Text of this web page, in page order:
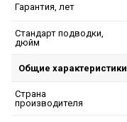
Гарантия, лет
Стандарт подводки,
дюйм
Общие характеристики
Страна
производителя